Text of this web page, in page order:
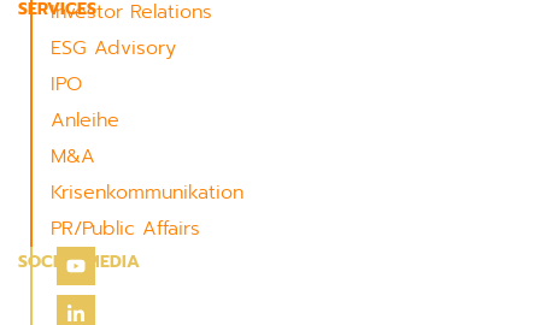
SERVICES
Investor Relations
ESG Advisory
IPO
Anleihe
M&A
Krisenkommunikation
PR/Public Affairs
SOCIAL MEDIA